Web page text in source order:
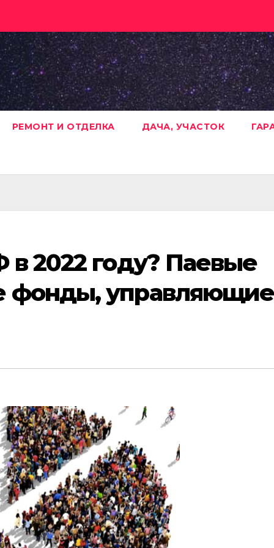
РЕМОНТ И ОТДЕЛКА ДАЧА, УЧАСТОК
2022 году? Паевые
фонды, управляющие